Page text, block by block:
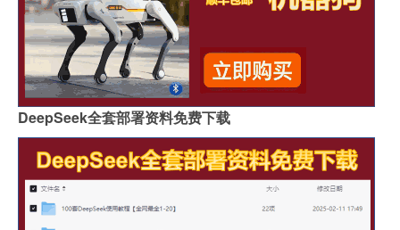
DeepSeek全套部署资料免费下载